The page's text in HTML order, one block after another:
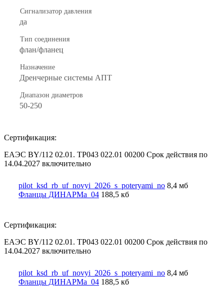
Сигнализатор давления
да
Тип соединения
флан/фланец
Назначение
Дренчерные системы АПТ
Диапазон диаметров
50-250
Сертификация:
ЕАЭС BY/112 02.01. TP043 022.01 00200 Срок действия по
14.04.2027 включительно
pilot_ksd_rb_uf_novyi_2026_s_poteryami_no 8,4 мб
Фланцы ДИНАРМа_04 188,5 кб
Сертификация:
ЕАЭС BY/112 02.01. TP043 022.01 00200 Срок действия по
14.04.2027 включительно
pilot_ksd_rb_uf_novyi_2026_s_poteryami_no 8,4 мб
Фланцы ДИНАРМа_04 188,5 кб